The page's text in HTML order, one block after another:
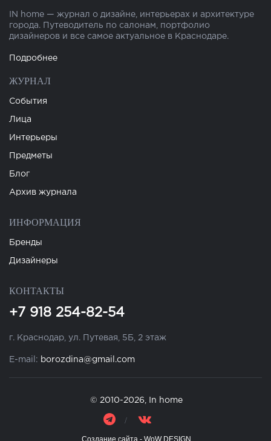
IN home — журнал о дизайне, интерьерах и архитектуре
города. Путеводитель по салонам, портфолио
дизайнеров и все самое актуальное в Краснодаре.
Подробнее
ЖУРНАЛ
События
Лица
Интерьеры
Предметы
Блог
Архив журнала
ИНФОРМАЦИЯ
Бренды
Дизайнеры
КОНТАКТЫ
+7 918 254-82-54
г. Краснодар, ул. Путевая, 5Б, 2 этаж
E-mail: borozdina@gmail.com
© 2010-2026, In home
Создание сайта - WoW DESIGN